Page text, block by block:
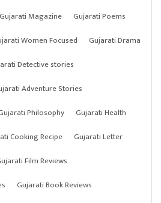
Gujarati Magazine
Gujarati Poems
Women Focused
Gujarati Drama
Detective stories
Adventure Stories
Philosophy
Gujarati Health
Cooking Recipe
Gujarati Letter
Film Reviews
Gujarati Book Reviews